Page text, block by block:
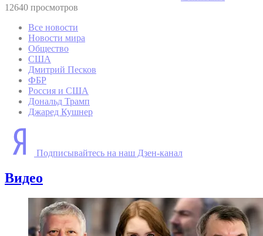
12640 просмотров
Все новости
Новости мира
Общество
США
Дмитрий Песков
ФБР
Россия и США
Дональд Трамп
Джаред Кушнер
Подписывайтесь на наш Дзен-канал
Видео